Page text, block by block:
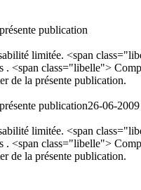
publication
limitée. <span
. <span class="libelle">
de la présente publication.
publication26-06-2009
limitée. <span
. <span class="libelle">
de la présente publication.